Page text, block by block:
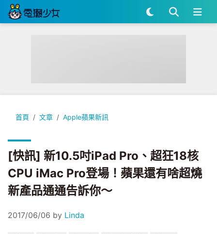
首頁 文章 Apple蘋果新訊
[快訊] 新10.5吋iPad Pro、超狂18核CPU iMac Pro登場！蘋果
[快訊] 新10.5吋iPad Pro、超狂18核
CPU iMac Pro登場！蘋果還有啥超燒
新產品通通告訴你～
2017/06/06 by Linda